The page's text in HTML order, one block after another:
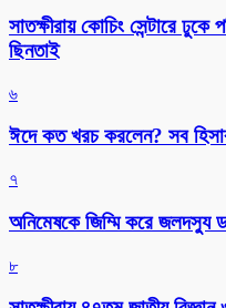
সাতক্ষীরায় কোচিং সেন্টারে
ছিনতাই
৬
ঈদে কত খরচ করলেন? সব
৭
অনিমেষকে জিম্মি করে
৮